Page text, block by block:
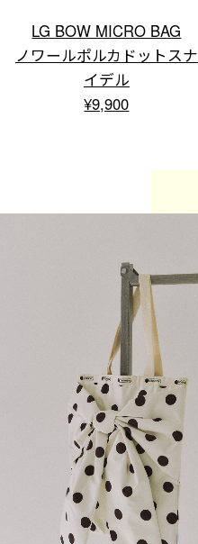
LG BOW MICRO BAG
ノワールポルカドットスナ
イデル
¥9,900